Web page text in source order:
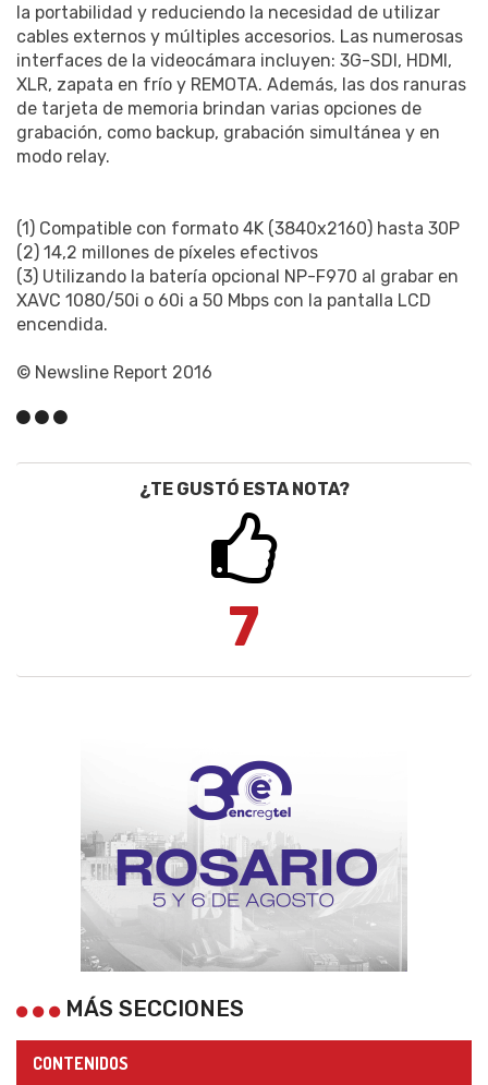
la portabilidad y reduciendo la necesidad de utilizar
cables externos y múltiples accesorios. Las numerosas
interfaces de la videocámara incluyen: 3G-SDI, HDMI,
XLR, zapata en frío y REMOTA. Además, las dos ranuras
de tarjeta de memoria brindan varias opciones de
grabación, como backup, grabación simultánea y en
modo relay.
(1) Compatible con formato 4K (3840x2160) hasta 30P
(2) 14,2 millones de píxeles efectivos
(3) Utilizando la batería opcional NP-F970 al grabar en
XAVC 1080/50i o 60i a 50 Mbps con la pantalla LCD
encendida.
© Newsline Report 2016
¿TE GUSTÓ ESTA NOTA?
7
MÁS SECCIONES
CONTENIDOS